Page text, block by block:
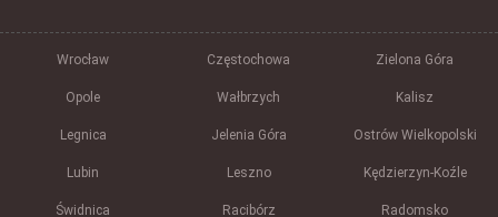
Wrocław Częstochowa Zielona Góra
Opole Wałbrzych Kalisz
Legnica Jelenia Góra Ostrów Wielkopolski
Lubin Leszno Kędzierzyn-Koźle
Świdnica Racibórz Radomsko